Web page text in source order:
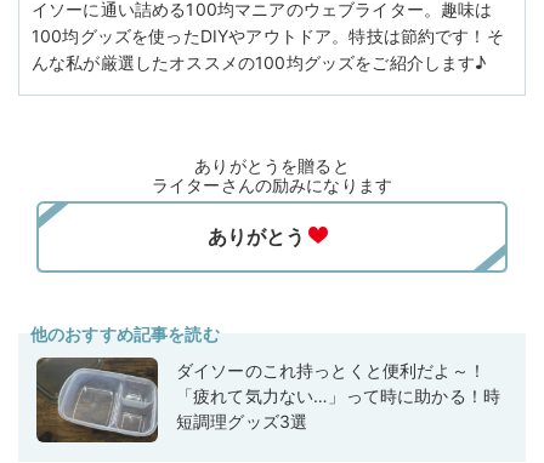
イソーに通い詰める100均マニアのウェブライター。趣味は
100均グッズを使ったDIYやアウトドア。特技は節約です！そ
んな私が厳選したオススメの100均グッズをご紹介します♪
ありがとうを贈ると
ライターさんの励みになります
他のおすすめ記事を読む
ダイソーのこれ持っとくと便利だよ～！
「疲れて気力ない…」って時に助かる！時
短調理グッズ3選